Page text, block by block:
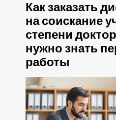
Как заказать
на соискание
степени
нужно знать
работы